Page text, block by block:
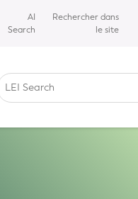
AI
Search
Rechercher dans
le site